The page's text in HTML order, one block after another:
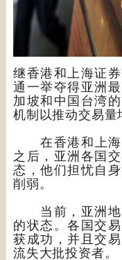
继香港和上海证
通一举夺得亚洲
加坡和中国台湾
机制以推动交易量
在香港和上海
之后，亚洲各国
态，他们担忧自
削弱。
当前，亚洲地
的状态。各国交
获成功，并且交
流失大批投资者。